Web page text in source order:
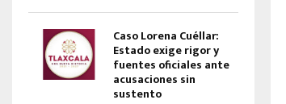
Caso Lorena Cuéllar:
Estado exige rigor y
fuentes oficiales ante
acusaciones sin
sustento